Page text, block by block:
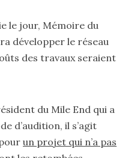
le jour, Mémoire du
développer le réseau
des travaux seraient
du Mile End qui a
d’audition, il s’agit
un projet qui n’a pas